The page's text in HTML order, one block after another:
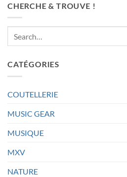
CHERCHE & TROUVE !
CATÉGORIES
COUTELLERIE
MUSIC GEAR
MUSIQUE
MXV
NATURE